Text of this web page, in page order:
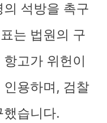
석방을 촉구
는 법원의 구
고가 위헌이
용하며, 검찰
했습니다.